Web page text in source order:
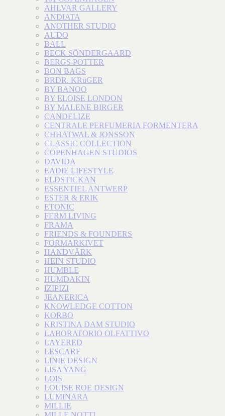
AHLVAR GALLERY
ANDIATA
ANOTHER STUDIO
AUDO
BALL
BECK SÖNDERGAARD
BERGS POTTER
BON BAGS
BRDR. KRüGER
BY BANOO
BY ELOISE LONDON
BY MALENE BIRGER
CANDELIZE
CENTRALE PERFUMERIA FORMENTERA
CHHATWAL & JONSSON
CLASSIC COLLECTION
COPENHAGEN STUDIOS
DAVIDA
EADIE LIFESTYLE
ELDSTICKAN
ESSENTIEL ANTWERP
ESTER & ERIK
ETONIC
FERM LIVING
FRAMA
FRIENDS & FOUNDERS
FORMARKIVET
HANDVÄRK
HEIN STUDIO
HUMBLE
HUMDAKIN
IZIPIZI
JEANERICA
KNOWLEDGE COTTON
KORBO
KRISTINA DAM STUDIO
LABORATORIO OLFATTIVO
LAYERED
LESCARF
LINIE DESIGN
LISA YANG
LOIS
LOUISE ROE DESIGN
LUMINARA
MILLIE